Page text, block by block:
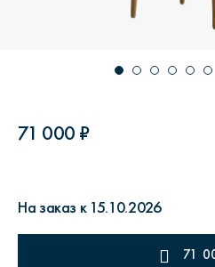
71 000 ₽
На заказ к 15.10.2026
71